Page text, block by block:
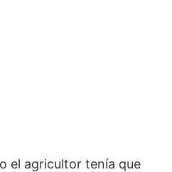
el agricultor tenía que